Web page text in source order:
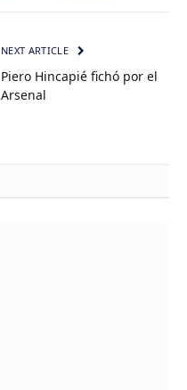
NEXT ARTICLE
Piero Hincapié fichó por el
Arsenal